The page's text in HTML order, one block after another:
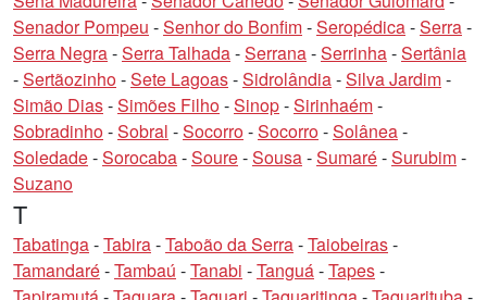
Senador Pompeu -Senhor do Bonfim-Seropédica-Serra-
Serra Negra-Serra Talhada-Serrana-Serrinha-Sertânia
-Sertãozinho-Sete Lagoas-Sidrolândia-Silva Jardim-
Simão Dias-Simões Filho-Sinop-Sirinhaém-
Sobradinho-Sobral -Socorro-Socorro-Solânea-
Soledade-Sorocaba-Soure-Sousa-Sumaré-Surubim-
Suzano
T
Tabatinga-Tabira-Taboão da Serra-Taiobeiras-
Tamandaré-Tambaú -Tanabi -Tanguá-Tapes-